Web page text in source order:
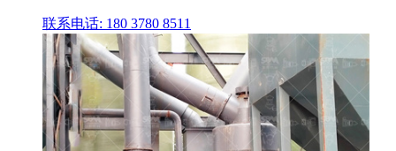
联系电话: 180 3780 8511